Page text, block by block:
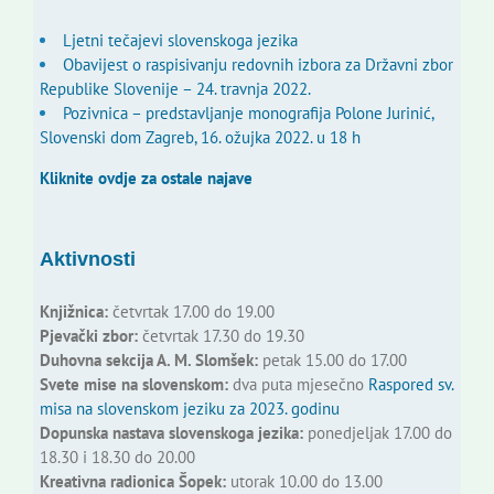
Ljetni tečajevi slovenskoga jezika
Obavijest o raspisivanju redovnih izbora za Državni zbor
Republike Slovenije – 24. travnja 2022.
Pozivnica – predstavljanje monografija Polone Jurinić,
Slovenski dom Zagreb, 16. ožujka 2022. u 18 h
Kliknite ovdje za ostale najave
Aktivnosti
Knjižnica:četvrtak 17.00 do 19.00
Pjevački zbor:četvrtak 17.30 do 19.30
Duhovna sekcija A. M. Slomšek:petak 15.00 do 17.00
Svete mise na slovenskom:dva puta mjesečno Raspored sv.
misa na slovenskom jeziku za 2023. godinu
Dopunska nastava slovenskoga jezika:ponedjeljak 17.00 do
18.30 i 18.30 do 20.00
Kreativna radionica Šopek:utorak 10.00 do 13.00